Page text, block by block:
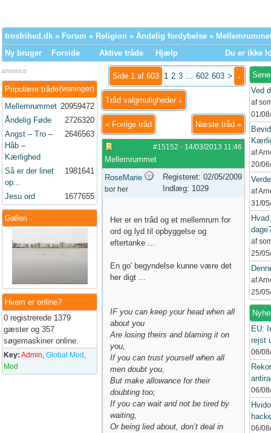
trosfrihed.dk » Forum » Religion » Åndelig fordybelse »
Ny bruger
Forside Aktive tråde Hjælp Du er ikke
annonce
(visninger)
Populære tråde
Mellemrummet 20959472
Åndelig Føde
2726320
Angst – Tro –
Håb –
Kærlighed
2646563
Så er der linet
op...
1981641
Jesu ord 1677655
Galleri
Hvem er online?
0 registrerede 1379
gæster og 357
søgemaskiner online.
Key: Admin, Global Mod ,
Mod
Side 1 af 603 1 2 3 ... 602 603 > ↓
Tråd valgmuligheder ↓
« Forrige tråd Næste tråd »
#15152 - 14/03/2013 11:46
Mellemrummet
RoseMarie
bor her
Registeret: 02/05/2009
Indlæg: 1029
Her er en tråd og et mellemrum for
ord og lyd til opbyggelse og
eftertanke ...
En go' begyndelse kunne være det
her digt ...
IF you can keep your head when all
about you
Are losing theirs and blaming it on
you,
If you can trust yourself when all
men doubt you,
But make allowance for their
doubting too;
If you can wait and not be tired by
waiting,
Or being lied about, don’t deal in
Ved
af
01/
af
20/
af
31/
af
25/
af
25/
EU:
rejst
06/
06/
06/